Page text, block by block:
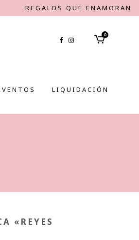
REGALOS QUE ENAMORAN
0
LIQUIDACIÓN
«REYES